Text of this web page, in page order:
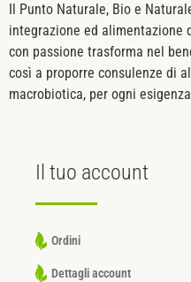
Il Punto Naturale, Bio e
integrazione ed alimentazione
con passione trasforma nel
così a proporre consulenze di
macrobiotica, per ogni
Il tuo account
Ordini
Dettagli account